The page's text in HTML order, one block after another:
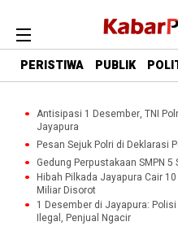
PERISTIWA PUBLIK
Antisipasi 1 Desember, TNI
Jayapura
Pesan Sejuk Polri di Deklarasi
Gedung Perpustakaan SMPN
Hibah Pilkada Jayapura Cair
Miliar Disorot
1 Desember di Jayapura:
Ilegal, Penjual Ngacir